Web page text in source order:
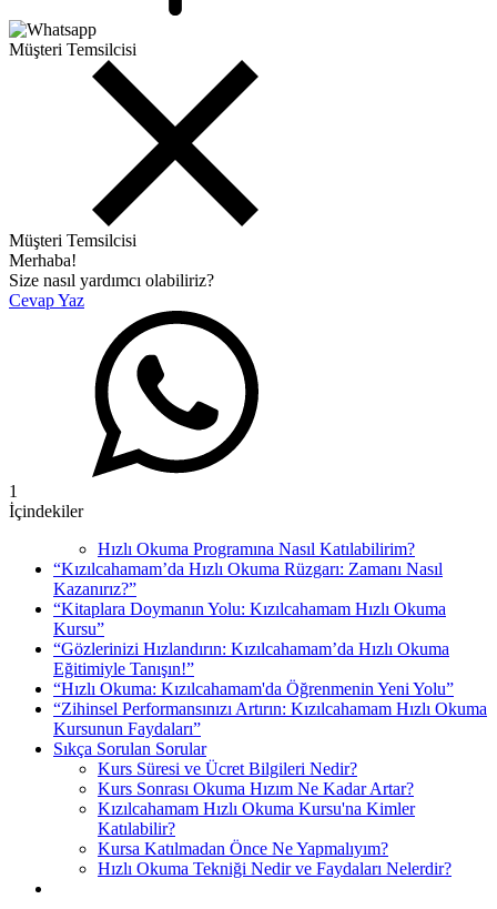
Müşteri Temsilcisi
Müşteri Temsilcisi
Merhaba!
Size nasıl yardımcı olabiliriz?
Cevap Yaz
1
İçindekiler
Hızlı Okuma Programına Nasıl Katılabilirim?
“Kızılcahamam’da Hızlı Okuma Rüzgarı: Zamanı Nasıl
Kazanırız?”
“Kitaplara Doymanın Yolu: Kızılcahamam Hızlı Okuma
Kursu”
“Gözlerinizi Hızlandırın: Kızılcahamam’da Hızlı Okuma
Eğitimiyle Tanışın!”
“Hızlı Okuma: Kızılcahamam'da Öğrenmenin Yeni Yolu”
“Zihinsel Performansınızı Artırın: Kızılcahamam Hızlı Okuma
Kursunun Faydaları”
Sıkça Sorulan Sorular
Kurs Süresi ve Ücret Bilgileri Nedir?
Kurs Sonrası Okuma Hızım Ne Kadar Artar?
Kızılcahamam Hızlı Okuma Kursu'na Kimler
Katılabilir?
Kursa Katılmadan Önce Ne Yapmalıyım?
Hızlı Okuma Tekniği Nedir ve Faydaları Nelerdir?